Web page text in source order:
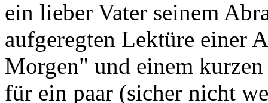
ein lieber Vater seinem
aufgeregten Lektüre einer
Morgen" und einem
für ein paar (sicher nicht